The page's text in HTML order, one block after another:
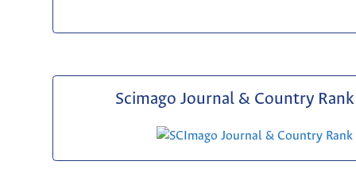
Scimago Journal & Country Rank